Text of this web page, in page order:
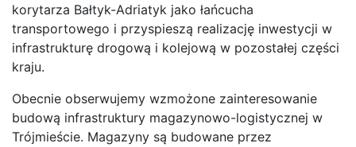
korytarza Bałtyk-Adriatyk jako łańcucha
transportowego i przyspieszą realizację inwestycji w
infrastrukturę drogową i kolejową w pozostałej części
kraju.
Obecnie obserwujemy wzmożone zainteresowanie
budową infrastruktury magazynowo-logistycznej w
Trójmieście. Magazyny są budowane przez